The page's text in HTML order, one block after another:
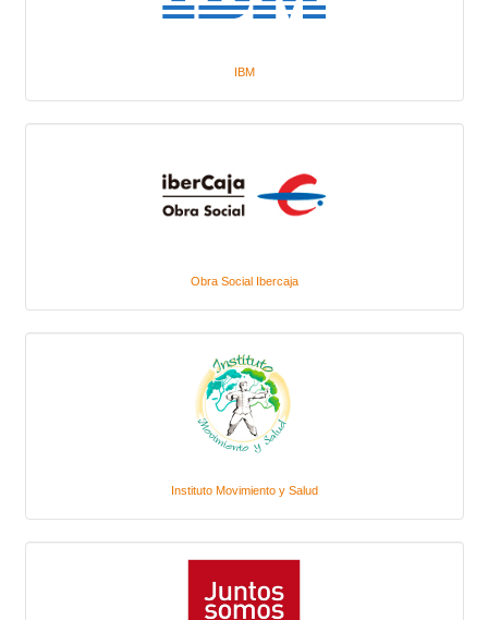
IBM
Obra Social Ibercaja
Instituto Movimiento y Salud